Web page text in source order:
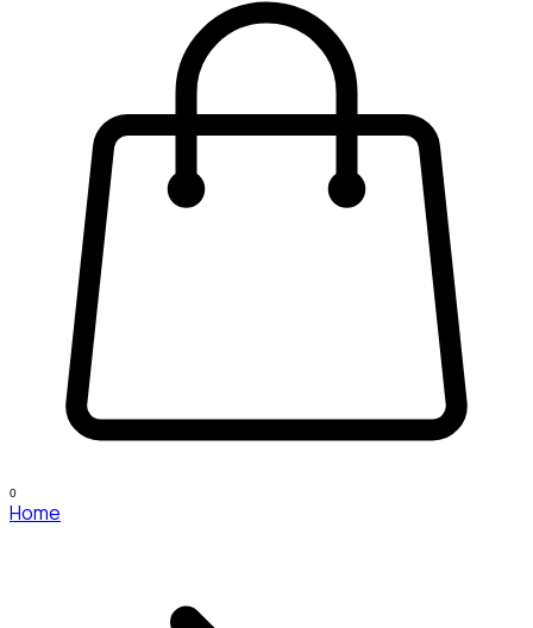
0
Home